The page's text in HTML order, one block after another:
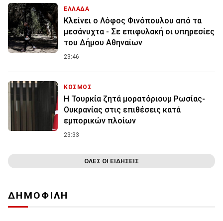
ΕΛΛΑΔΑ
Κλείνει ο Λόφος Φινόπουλου από τα
μεσάνυχτα - Σε επιφυλακή οι υπηρεσίες
του Δήμου Αθηναίων
23:46
ΚΟΣΜΟΣ
Η Τουρκία ζητά μορατόριουμ Ρωσίας-
Ουκρανίας στις επιθέσεις κατά
εμπορικών πλοίων
23:33
ΟΛΕΣ ΟΙ ΕΙΔΗΣΕΙΣ
ΔΗΜΟΦΙΛΗ